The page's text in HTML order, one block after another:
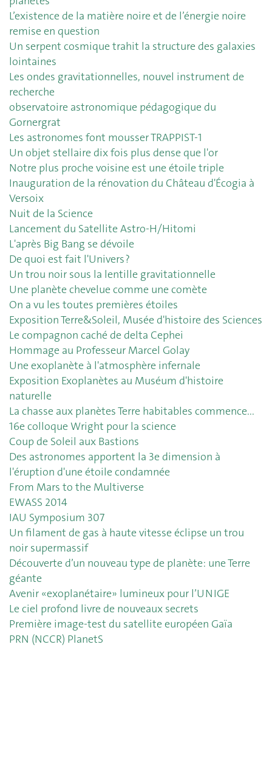
L’existence de la matière noire et de l’énergie noire
remise en question
Un serpent cosmique trahit la structure des galaxies
lointaines
Les ondes gravitationnelles, nouvel instrument de
recherche
observatoire astronomique pédagogique du
Gornergrat
Les astronomes font mousser TRAPPIST-1
Un objet stellaire dix fois plus dense que l'or
Notre plus proche voisine est une étoile triple
Inauguration de la rénovation du Château d'Écogia à
Versoix
Nuit de la Science
Lancement du Satellite Astro-H/Hitomi
L'après Big Bang se dévoile
De quoi est fait l'Univers ?
Un trou noir sous la lentille gravitationnelle
Une planète chevelue comme une comète
On a vu les toutes premières étoiles
Exposition Terre&Soleil, Musée d'histoire des Sciences
Le compagnon caché de delta Cephei
Hommage au Professeur Marcel Golay
Une exoplanète à l'atmosphère infernale
Exposition Exoplanètes au Muséum d'histoire
naturelle
La chasse aux planètes Terre habitables commence...
16e colloque Wright pour la science
Coup de Soleil aux Bastions
Des astronomes apportent la 3e dimension à
l'éruption d'une étoile condamnée
From Mars to the Multiverse
EWASS 2014
IAU Symposium 307
Un filament de gas à haute vitesse éclipse un trou
noir supermassif
Découverte d’un nouveau type de planète: une Terre
géante
Avenir «exoplanétaire» lumineux pour l’UNIGE
Le ciel profond livre de nouveaux secrets
Première image-test du satellite européen Gaïa
PRN (NCCR) PlanetS